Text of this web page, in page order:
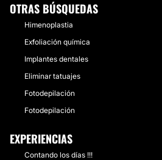
OTRAS BÚSQUEDAS
Himenoplastia
Exfoliación química
Implantes dentales
Eliminar tatuajes
Fotodepilación
Fotodepilación
EXPERIENCIAS
Contando los días !!!